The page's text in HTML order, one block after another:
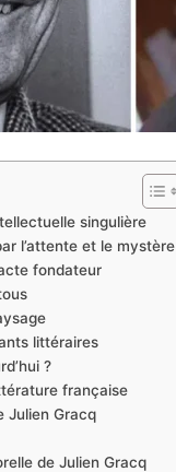
singulière
l’attente et le mystère
fondateur
littéraires
?
française
Julien Gracq
de Julien Gracq